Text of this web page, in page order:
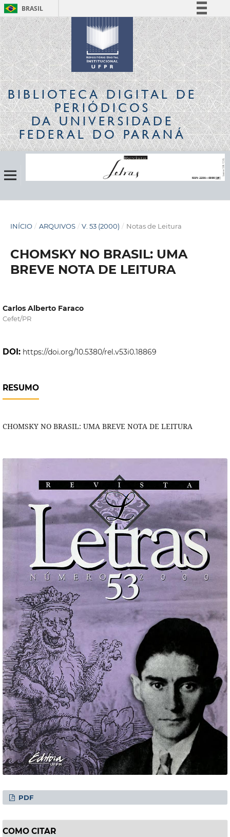
BRASIL
Simplifique!
Comunica BR
Participe
Acesso à informação
Legislação
Canais
BIBLIOTECA DIGITALDE
PERIÓDICOS
DA UNIVERSIDADE
FEDERAL DO PARANÁ
INÍCIO / ARQUIVOS / V. 53 (2000) / Notas de Leitura
CHOMSKY NO BRASIL: UMA
BREVE NOTA DE LEITURA
Carlos Alberto Faraco
Cefet/PR
DOI: https://doi.org/10.5380/rel.v53i0.18869
RESUMO
CHOMSKY NO BRASIL: UMA BREVE NOTA DE LEITURA
PDF
COMO CITAR